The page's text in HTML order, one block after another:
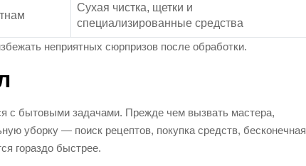
Сухая чистка, щетки и
специализированные средства
неприятных сюрпризов после обработки.
с бытовыми задачами. Прежде чем вызвать мастера,
уборку — поиск рецептов, покупка средств, бесконечная
гораздо быстрее.